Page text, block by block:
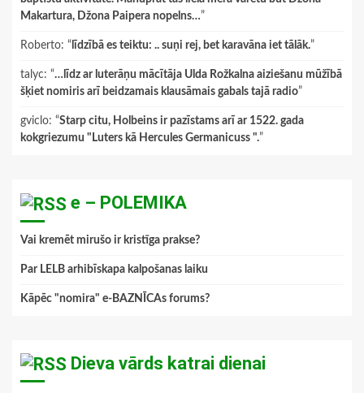
Makartura, Džona Paipera nopelns…”
Roberto: “ līdzībā es teiktu: .. suņi rej, bet karavāna iet tālāk.”
talyc: “…līdz ar luterāņu mācītāja Ulda Rožkalna aiziešanu mūžībā
šķiet nomiris arī beidzamais klausāmais gabals tajā radio”
gviclo: “Starp citu, Holbeins ir pazīstams arī ar 1522. gada
kokgriezumu "Luters kā Hercules Germanicuss ".”
e – POLEMIKA
Vai kremēt mirušo ir kristīga prakse?
Par LELB arhibīskapa kalpošanas laiku
Kāpēc "nomira" e-BAZNĪCAs forums?
Dieva vārds katrai dienai